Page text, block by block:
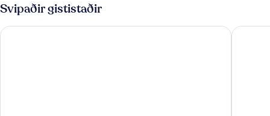
Svipaðir gististaðir
Hotel Eastlund, BW Premier Collection